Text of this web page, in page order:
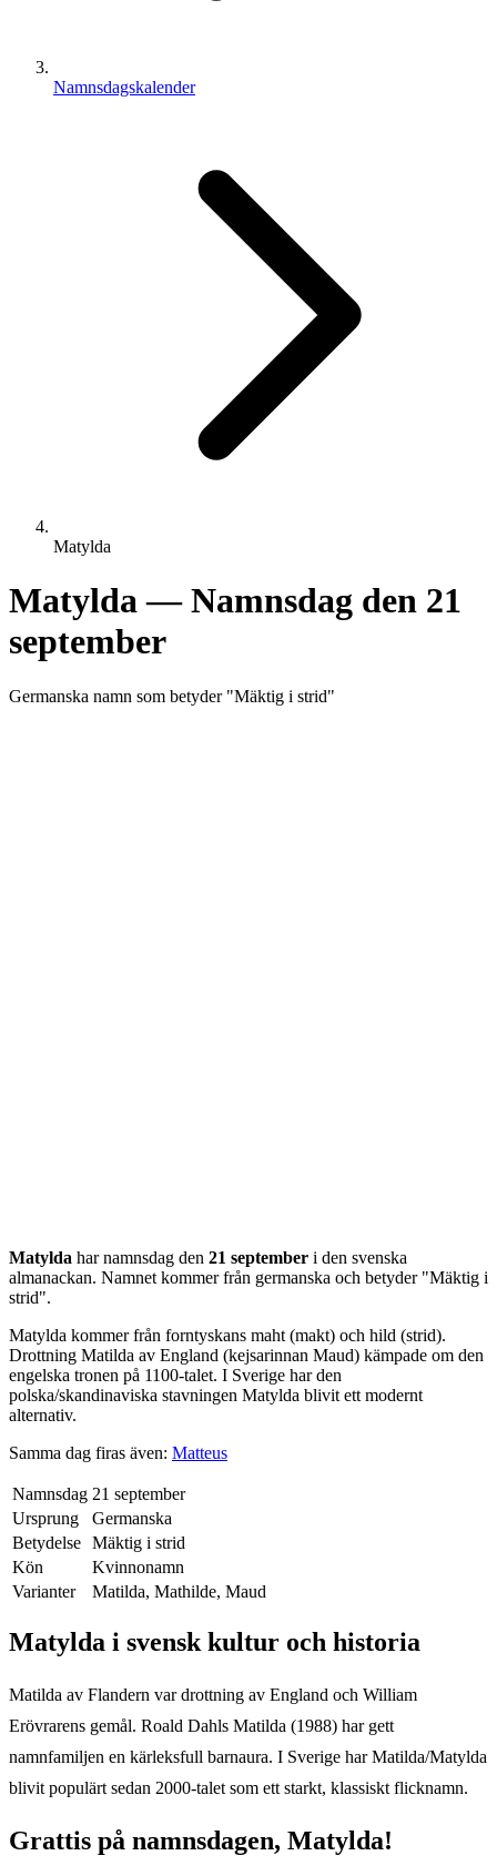
Namnsdagskalender
Matylda
Matylda— Namnsdag den 21
september
Germanska namn som betyder "Mäktig i strid"
Matylda har namnsdag den 21 september i den svenska
almanackan. Namnet kommer från germanska och betyder "Mäktig i
strid".
Matylda kommer från forntyskans maht (makt) och hild (strid).
Drottning Matilda av England (kejsarinnan Maud) kämpade om den
engelska tronen på 1100-talet. I Sverige har den
polska/skandinaviska stavningen Matylda blivit ett modernt
alternativ.
Samma dag firas även: Matteus
Namnsdag 21 september
Ursprung
Germanska
Betydelse Mäktig i strid
Kön
Kvinnonamn
Varianter
Matilda, Mathilde, Maud
Matylda i svensk kultur och historia
Matilda av Flandern var drottning av England och William
Erövrarens gemål. Roald Dahls Matilda (1988) har gett
namnfamiljen en kärleksfull barnaura. I Sverige har Matilda/Matylda
blivit populärt sedan 2000-talet som ett starkt, klassiskt flicknamn.
Grattis på namnsdagen, Matylda!